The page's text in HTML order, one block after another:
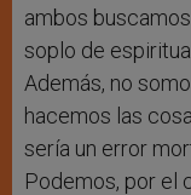
ambos
soplo de
Además, no
hacemos las
sería un error
Podemos, por el